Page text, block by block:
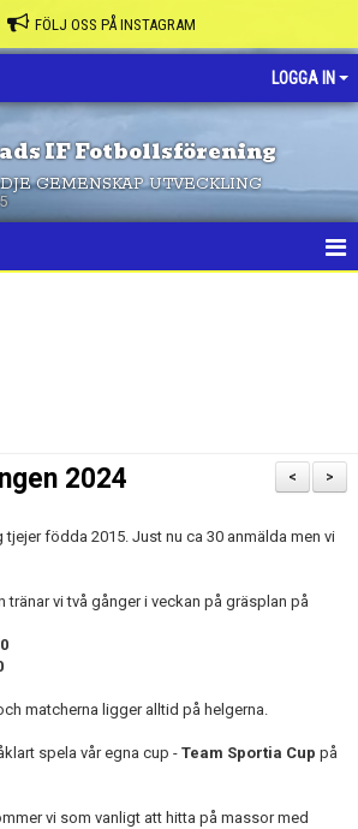
FÖLJ OSS PÅ INSTAGRAM
LOGGA IN
IF Fotbollsförening
GEMENSKAP UTVECKLING
>
<
2024
födda 2015. Just nu ca 30 anmälda men vi
vi två gånger i veckan på gräsplan på
matcherna ligger alltid på helgerna.
spela vår egna cup - Team Sportia Cup på
vi som vanligt att hitta på massor med